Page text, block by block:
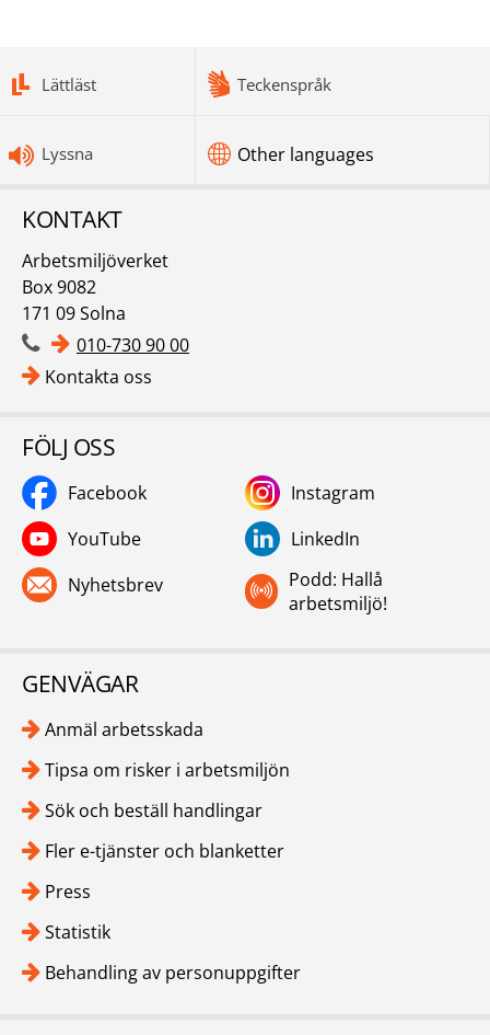
Lättläst Teckenspråk
Lyssna Other languages
KONTAKT
Arbetsmiljöverket
Box 9082
171 09 Solna
010-730 90 00
Kontakta oss
FÖLJ OSS
Facebook
Instagram
YouTube
LinkedIn
Nyhetsbrev
Podd: Hallå
arbetsmiljö!
GENVÄGAR
Anmäl arbetsskada
Tipsa om risker i arbetsmiljön
Sök och beställ handlingar
Fler e-tjänster och blanketter
Press
Statistik
Behandling av personuppgifter